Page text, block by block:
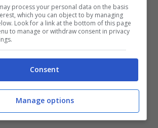
la danza.
process your personal data on the basis
which you can object to by managing
Look for a link at the bottom of this page
to manage or withdraw consent in privacy
Consent
Manage options